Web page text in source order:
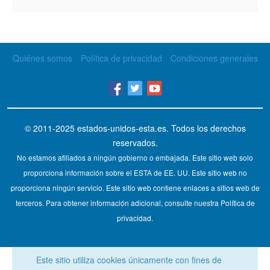
Quiénes somos Política de privacidad Condiciones generales
© 2011-2025 estados-unidos-esta.es. Todos los derechos
reservados.
No estamos afiliados a ningún gobierno o embajada. Este sitio web solo
proporciona información sobre el ESTA de EE. UU. Este sitio web no
proporciona ningún servicio. Este sitio web contiene enlaces a sitios web de
terceros. Para obtener información adicional, consulte nuestra Política de
privacidad.
Este sitio utiliza cookies únicamente con fines de